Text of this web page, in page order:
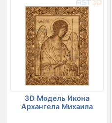
3D Модель Икона
Архангела Михаила